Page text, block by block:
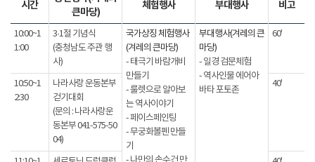
시간
큰마당)
체험행사 부대행사 비고
10:00~1
1:00
3·1절 기념식
(충청남도 주관 행
사)
국가상징 체험행사
(겨레의 큰마당)
- 태극기 바람개비
만들기
- 룰렛으로 알아보
는 역사이야기
- 페이스페인팅
- 무궁화볼펜 만들
기
부대행사(겨레의 큰
마당)
- 일경 검문체험
- 역사인물 에어아
바타 포토존
60'
10:50~1
2:30
나라사랑 운동본부
걷기대회
(문의 : 나라사랑운
동본부 041-575-50
04)
40'